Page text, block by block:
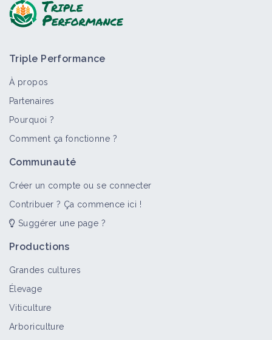
Triple Performance
À propos
Partenaires
Pourquoi ?
Comment ça fonctionne ?
Communauté
Créer un compte ou se connecter
Contribuer ? Ça commence ici !
Suggérer une page ?
Productions
Grandes cultures
Élevage
Viticulture
Arboriculture